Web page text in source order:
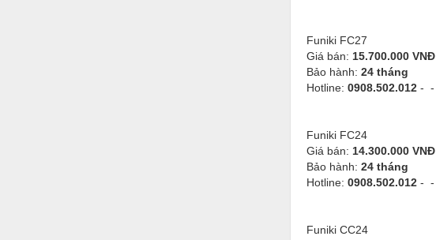
Funiki FC27
Giá bán: 15.700.000 VNĐ
Bảo hành: 24 tháng
Hotline: 0908.502.012 - -
Funiki FC24
Giá bán: 14.300.000 VNĐ
Bảo hành: 24 tháng
Hotline: 0908.502.012 - -
Funiki CC24